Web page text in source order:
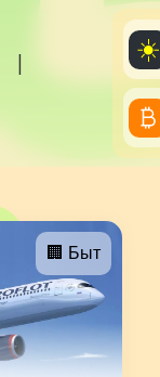
☀️
🏢 Быт